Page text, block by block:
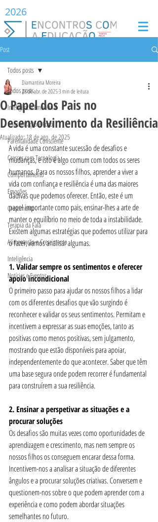
2026
Post
Todos posts
Inteligência Emocional
Concentração e Foco
Parentalidade Consciente
Crescer com Tecnologia
Comportamento
Emoções
Crescimento
Terapia da Fala
Alimentação e Crescimento
Inteligência
Notícias e Eventos
Todos posts
O Papel dos Pais no
Desenvolvimento da Resiliência
Diamantina Moreira
23 de abr. de 20253 min de leitura
Atualizado:18 de ago. de 2025
A vida é uma constante sucessão de desafios e
mudanças, e isto é algo comum com todos os seres
humanos. Para os nossos filhos, aprender a viver a
vida com confiança e resiliência é uma das maiores
dádivas que podemos oferecer. Então, este é um
papel importante como pais, ensinar-lhes a arte de
manter o equilíbrio no meio de toda a instabilidade.
Existem algumas estratégias que podemos utilizar para
o fazer, vamos analisar algumas.
1. Validar sempre os sentimentos e oferecer
apoio incondicional
O primeiro passo para ajudar os nossos filhos a lidar
com os diferentes desafios que vão surgindo é
reconhecer e validar os seus sentimentos. Permitam e
incentivem a expressar as suas emoções, tanto as
positivas como menos positivas, sem julgamento,
mostrando que estão disponíveis para apoiar,
independentemente do que acontecer. Saber que têm
uma base segura onde podem recorrer é fundamental
para construírem a sua resiliência.
2. Ensinar a perspetivar as situações e a
procurar soluções
Os desafios são muitas vezes como oportunidades de
aprendizagem e crescimento, mas nem sempre os
nossos filhos os conseguem encarar dessa forma.
Incentivem-nos a analisar a situação de diferentes
ângulos e a procurar soluções criativas. Conversem e
questionem-nos sobre o que podem aprender com a
experiência e como podem abordar situações
semelhantes no futuro.